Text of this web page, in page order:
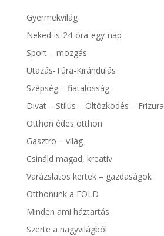
Gyermekvilág
Neked-is-24-óra-egy-nap
Sport – mozgás
Utazás-Túra-Kirándulás
Szépség – fiatalosság
Divat – Stílus – Öltözködés – Frizura
Otthon édes otthon
Gasztro – világ
Csináld magad, kreatív
Varázslatos kertek – gazdaságok
Otthonunk a FÖLD
Minden ami háztartás
Szerte a nagyvilágból